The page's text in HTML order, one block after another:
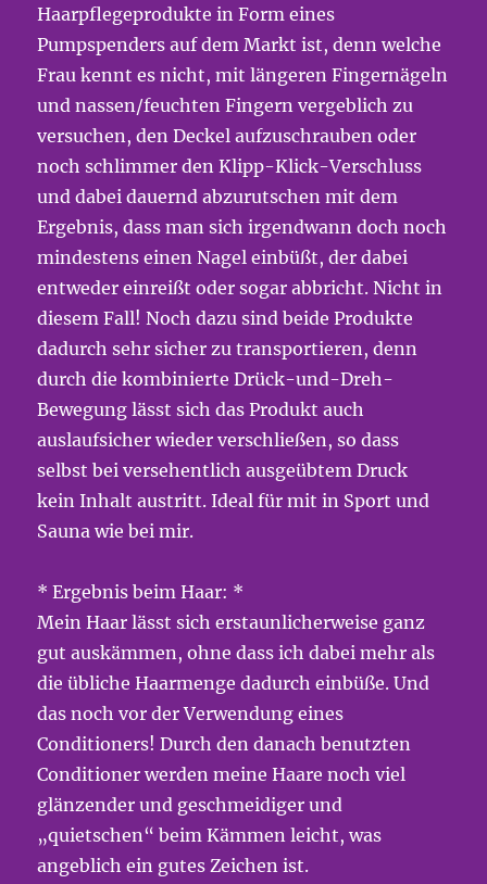
Haarpflegeprodukte in Form eines
Pumpspenders auf dem Markt ist, denn welche
Frau kennt es nicht, mit längeren Fingernägeln
und nassen/feuchten Fingern vergeblich zu
versuchen, den Deckel aufzuschrauben oder
noch schlimmer den Klipp-Klick-Verschluss
und dabei dauernd abzurutschen mit dem
Ergebnis, dass man sich irgendwann doch noch
mindestens einen Nagel einbüßt, der dabei
entweder einreißt oder sogar abbricht. Nicht in
diesem Fall! Noch dazu sind beide Produkte
dadurch sehr sicher zu transportieren, denn
durch die kombinierte Drück-und-Dreh-
Bewegung lässt sich das Produkt auch
auslaufsicher wieder verschließen, so dass
selbst bei versehentlich ausgeübtem Druck
kein Inhalt austritt. Ideal für mit in Sport und
Sauna wie bei mir.
* Ergebnis beim Haar: *
Mein Haar lässt sich erstaunlicherweise ganz
gut auskämmen, ohne dass ich dabei mehr als
die übliche Haarmenge dadurch einbüße. Und
das noch vor der Verwendung eines
Conditioners! Durch den danach benutzten
Conditioner werden meine Haare noch viel
glänzender und geschmeidiger und
„quietschen“ beim Kämmen leicht, was
angeblich ein gutes Zeichen ist.